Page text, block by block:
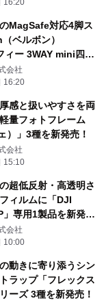
MagSafe対応4脚ス
ベルボン）
ー 3WAY mini四
会社
16:20
感と扱いやすさを両
量フォトフレーム
）」3種を新発売！
会社
15:10
超低反射・高透明さ
ィルムに「DJI
専用1製品を新発
会社
10:00
動きに寄り添うシン
ラップ「フレックス
ーズ 3種を新発売！